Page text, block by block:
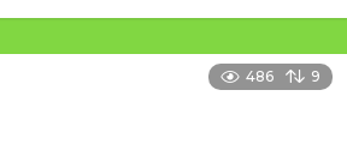
486 9